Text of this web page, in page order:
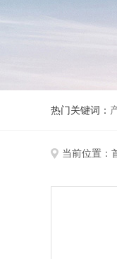
热门关键词： 产
当前位置：